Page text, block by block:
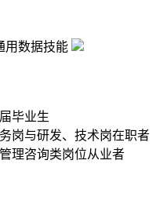
用数据技能
毕业生
岗与研发、技术岗在职者
理咨询类岗位从业者